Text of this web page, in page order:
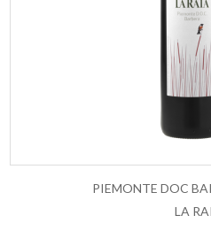
PIEMONTE DOC
LA